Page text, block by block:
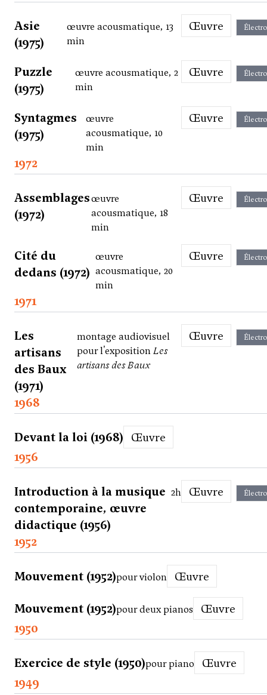
Asie
(1975)
œuvre acousmatique, 13
min
Œuvre
Puzzle
(1975)
œuvre acousmatique, 2
min
Œuvre
Syntagmes
(1975)
œuvre
acousmatique, 10
min
Œuvre
1972
Assemblages
(1972)
œuvre
acousmatique, 18
min
Œuvre
Cité du
dedans (1972)
œuvre
acousmatique, 20
min
Œuvre
1971
Les
artisans
des Baux
(1971)
montage audiovisuel
pour l'expositionLes
artisans des Baux
Œuvre
1968
Devant la loi (1968)
Œuvre
1956
Introduction à la musique
contemporaine, œuvre
didactique (1956)
2h Œuvre
1952
Mouvement (1952)pour violon Œuvre
Mouvement (1952)pour deux pianos
Œuvre
1950
Exercice de style (1950)pour piano
Œuvre
1949